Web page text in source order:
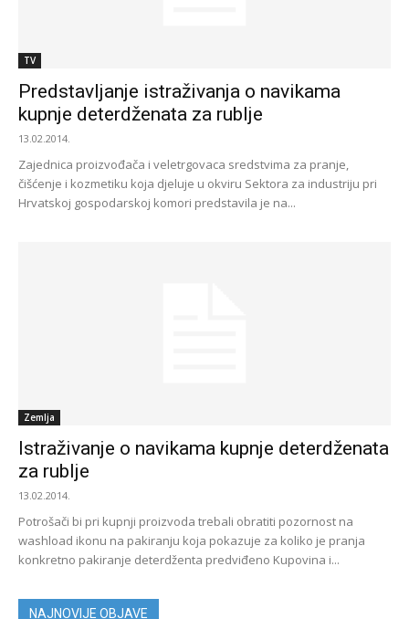
TV
Predstavljanje istraživanja o navikama
kupnje deterdženata za rublje
13.02.2014.
Zajednica proizvođača i veletrgovaca sredstvima za pranje,
čišćenje i kozmetiku koja djeluje u okviru Sektora za industriju pri
Hrvatskoj gospodarskoj komori predstavila je na...
Zemlja
Istraživanje o navikama kupnje deterdženata
za rublje
13.02.2014.
Potrošači bi pri kupnji proizvoda trebali obratiti pozornost na
washload ikonu na pakiranju koja pokazuje za koliko je pranja
konkretno pakiranje deterdženta predviđeno Kupovina i...
NAJNOVIJE OBJAVE